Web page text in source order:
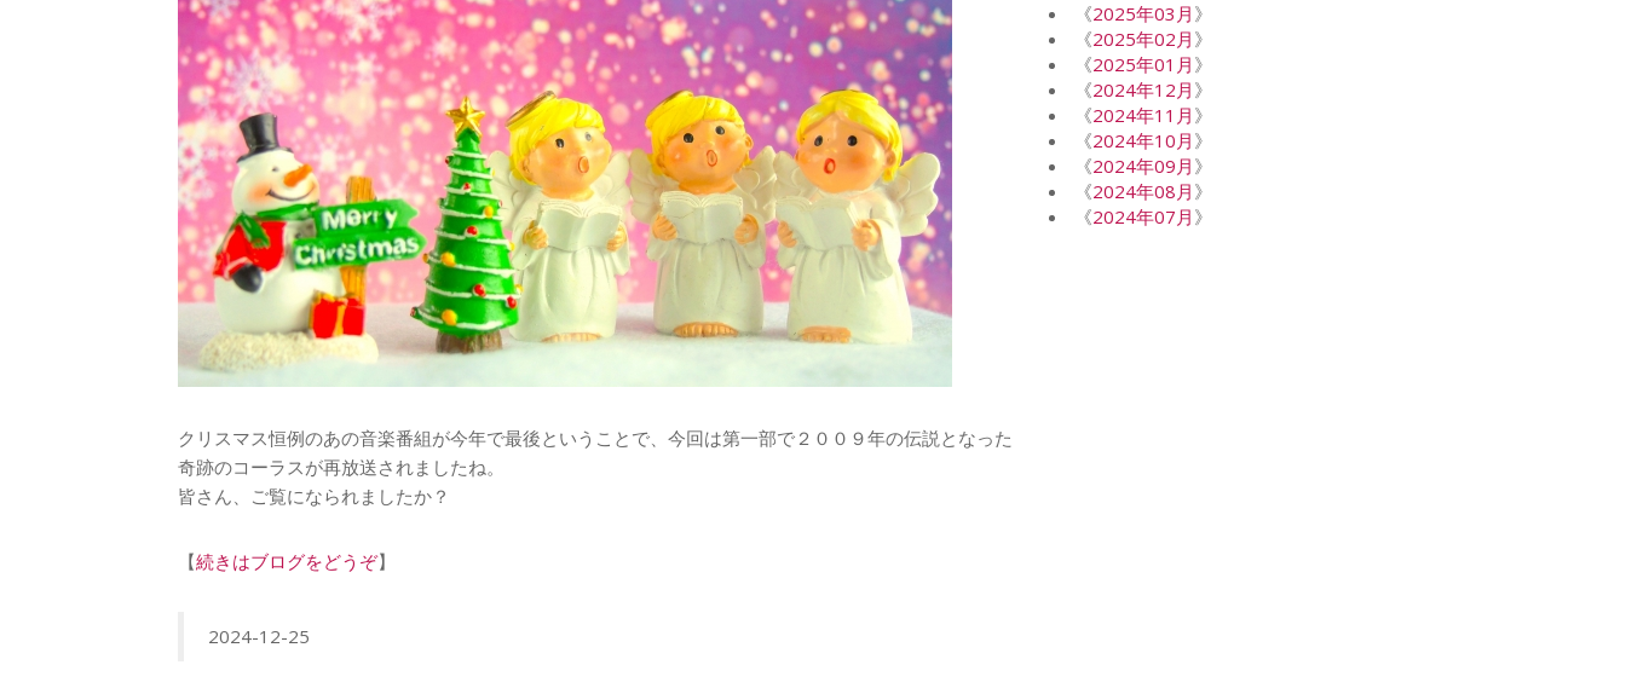
クリスマス恒例のあの音楽番組が今年で最後ということで、今回は第一部で２００９年の伝説となった
奇跡のコーラスが再放送されましたね。
皆さん、ご覧になられましたか？
【続きはブログをどうぞ】
2024-12-25
《2025年03月 》
《2025年02月 》
《2025年01月 》
《2024年12月 》
《2024年11月 》
《2024年10月 》
《2024年09月 》
《2024年08月 》
《2024年07月 》